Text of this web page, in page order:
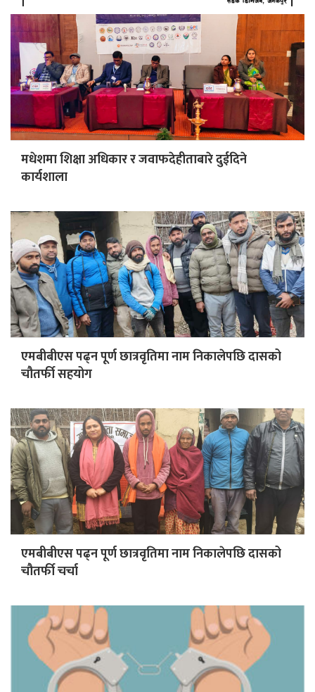
मधेशमा शिक्षा अधिकार र जवाफदेहीताबारे दुईदिने
कार्यशाला
एमबीबीएस पढ्न पूर्ण छात्रवृतिमा नाम निकालेपछि दासको
चौतर्फी सहयोग
एमबीबीएस पढ्न पूर्ण छात्रवृतिमा नाम निकालेपछि दासको
चौतर्फी चर्चा